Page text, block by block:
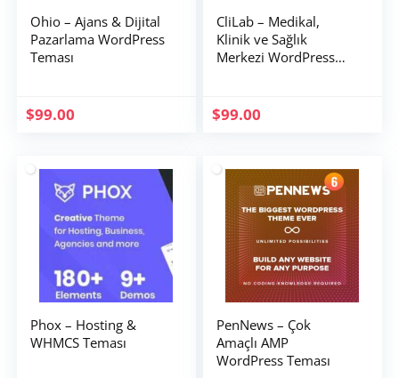
Ohio – Ajans & Dijital
Pazarlama WordPress
Teması
$99.00
CliLab – Medikal,
Klinik ve Sağlık
Merkezi WordPress
$99.00
Phox – Hosting &
WHMCS Teması
PenNews – Çok
Amaçlı AMP
WordPress Teması